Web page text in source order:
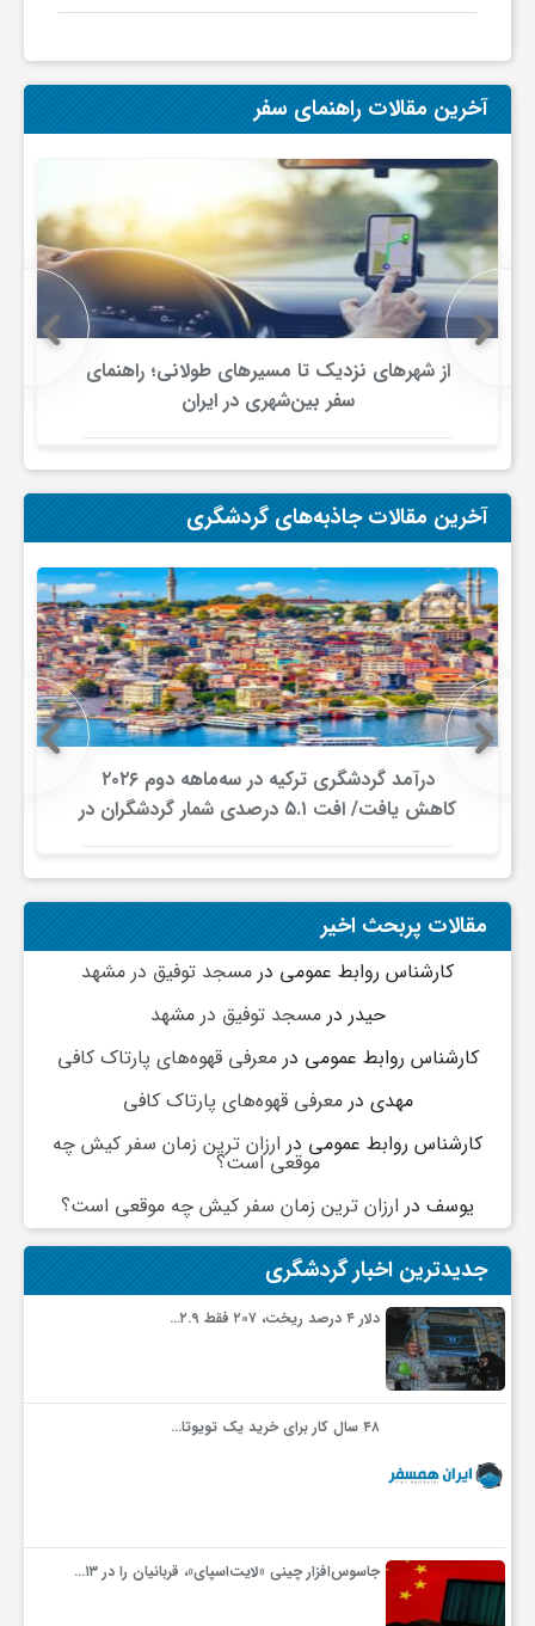
آخرین مقالات راهنمای سفر
از شهرهای نزدیک تا مسیرهای طولانی؛ راهنمای
سفر بین‌شهری در ایران
آخرین مقالات جاذبه‌های گردشگری
درآمد گردشگری ترکیه در سه‌ماهه دوم ۲۰۲۶
کاهش یافت/ افت ۵.۱ درصدی شمار گردشگران در
برابر افزایش هزینه‌کرد
مقالات پربحث اخیر
کارشناس روابط عمومی در مسجد توفیق در مشهد
حیدر درمسجد توفیق در مشهد
کارشناس روابط عمومی درمعرفی قهوه‌های پارتاک کافی
مهدی درمعرفی قهوه‌های پارتاک کافی
کارشناس روابط عمومی در ارزان ترین زمان سفر کیش چه
موقعی است؟
یوسف در ارزان ترین زمان سفر کیش چه موقعی است؟
جدیدترین اخبار گردشگری
دلار ۴ درصد ریخت، ۲۰۷ فقط ۲.۹…
۴۸ سال کار برای خرید یک تویوتا…
جاسوس‌افزار چینی «لایت‌اسپای»، قربانیان را در ۱۳…